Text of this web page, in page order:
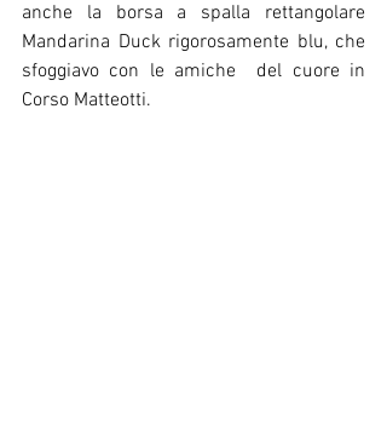
anche la borsa a spalla rettangolare
Mandarina Duck rigorosamente blu, che
sfoggiavo con le amiche  del cuore in
Corso Matteotti.